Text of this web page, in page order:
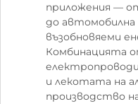
приложения —
до
възобновяеми
Комбинацията
и лекотата на
производство